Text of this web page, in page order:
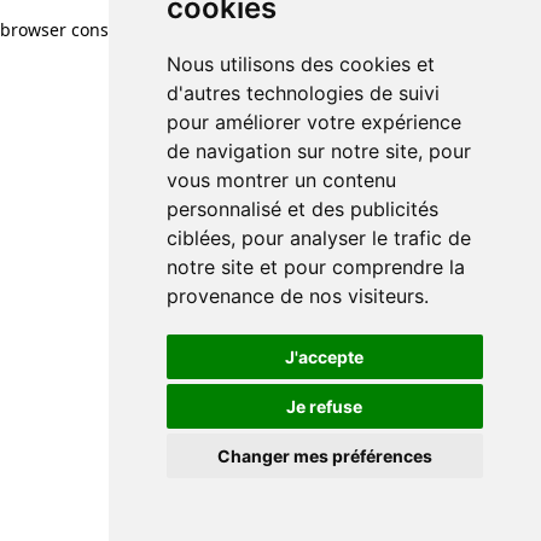
cookies
Nous utilisons des cookies et
d'autres technologies de suivi
pour améliorer votre expérience
de navigation sur notre site, pour
vous montrer un contenu
personnalisé et des publicités
ciblées, pour analyser le trafic de
notre site et pour comprendre la
provenance de nos visiteurs.
J'accepte
Je refuse
Changer mes préférences
browser console for more information)